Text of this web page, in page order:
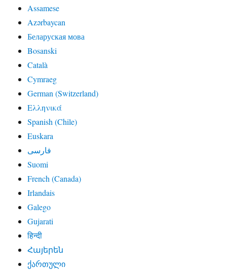
Assamese
Azərbaycan
Беларуская мова
Bosanski
Català
Cymraeg
German (Switzerland)
Ελληνικά
Spanish (Chile)
Euskara
فارسی
Suomi
French (Canada)
Irlandais
Galego
Gujarati
हिन्दी
Հայերեն
ქართული